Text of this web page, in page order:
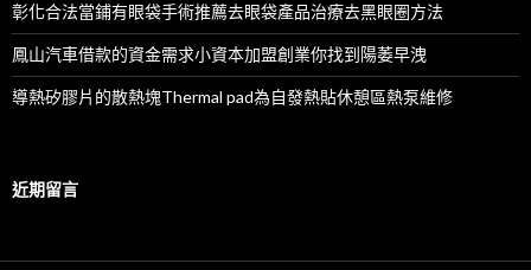
彰化合法當鋪有眼袋手術推薦去眼袋產品治療去黑眼圈方法
鳳山汽車借款的資金需求小資本加盟創業你找到陽萎早洩
導熱矽膠片的散熱塊Thermal pad為自發熱貼休憩區熱泵維修
近期留言